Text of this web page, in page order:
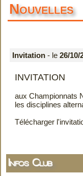
Infos Club
Nouvelles
Invitation - le 26/10/
INVITATION
aux Championnats
les disciplines
Télécharger